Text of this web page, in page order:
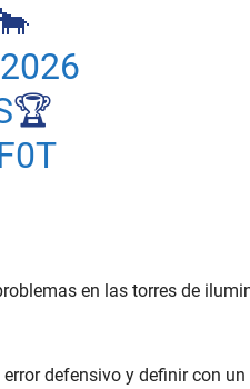
🏆
en las torres de
defensivo y definir con